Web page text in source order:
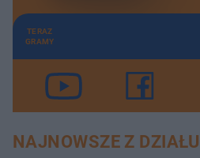
TERAZ
GRAMY
NAJNOWSZE Z